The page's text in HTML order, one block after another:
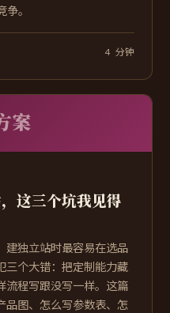
。
4 分钟
案
这三个坑我见得
建独立站时最容易在选品
三个大错：把定制能力藏
流程写跟没写一样。这篇
品图、怎么写参数表、怎